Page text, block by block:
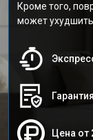
Кроме того,
может ухудшить
Цена от